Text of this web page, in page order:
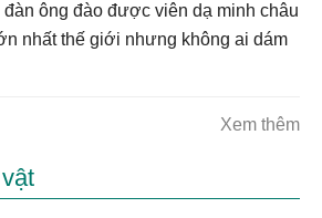
ông đào được viên dạ minh châu
nhất thế giới nhưng không ai dám
Xem thêm